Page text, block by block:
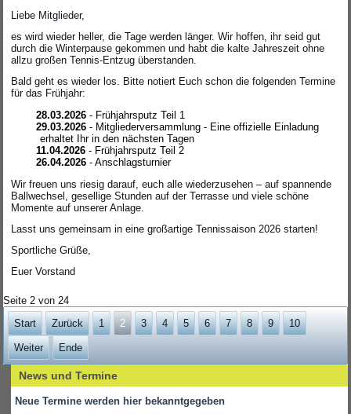
Liebe Mitglieder,
es wird wieder heller, die Tage werden länger. Wir hoffen, ihr seid gut
durch die Winterpause gekommen und habt die kalte Jahreszeit ohne
allzu großen Tennis-Entzug überstanden.
Bald geht es wieder los. Bitte notiert Euch schon die folgenden Termine
für das Frühjahr:
28.03.2026 - Frühjahrsputz Teil 1
29.03.2026 - Mitgliederversammlung - Eine offizielle Einladung
erhaltet Ihr in den nächsten Tagen
11.04.2026 - Frühjahrsputz Teil 2
26.04.2026 - Anschlagsturnier
Wir freuen uns riesig darauf, euch alle wiederzusehen – auf spannende
Ballwechsel, gesellige Stunden auf der Terrasse und viele schöne
Momente auf unserer Anlage.
Lasst uns gemeinsam in eine großartige Tennissaison 2026 starten!
Sportliche Grüße,
Euer Vorstand
Seite 2 von 24
Start
Zurück 1 2 3 4 5 6 7 8 9 10
Weiter Ende
News und Termine
Neue Termine werden hier bekanntgegeben